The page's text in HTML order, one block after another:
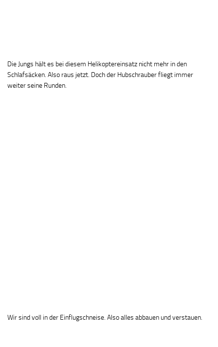
Die Jungs hält es bei diesem Helikoptereinsatz nicht mehr in den
Schlafsäcken. Also raus jetzt. Doch der Hubschrauber fliegt immer
weiter seine Runden.
Wir sind voll in der Einflugschneise. Also alles abbauen und verstauen.